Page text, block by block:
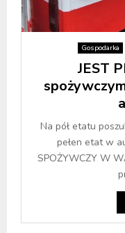
Gospodarka
JEST
Na pół etatu
pełen etat w
SPOŻYWCZY W